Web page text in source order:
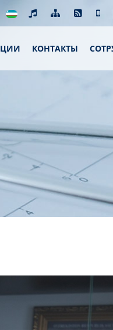
КОНТАКТЫ